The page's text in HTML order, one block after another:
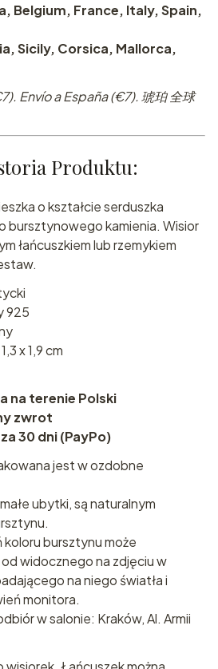
Belgium, France, Italy, Spain,
Sicily, Corsica, Mallorca,
Envío a España (€7). 琥珀 全球
Produktu:
o kształcie serduszka
bursztynowego kamienia. Wisior
łańcuszkiem lub rzemykiem
925
x 1,9 cm
na terenie Polski
zwrot
30 dni (PayPo)
jest w ozdobne
ubytki, są naturalnym
bursztynu może
widocznego na zdjęciu w
na niego światła i
monitora.
w salonie: Kraków, Al. Armii